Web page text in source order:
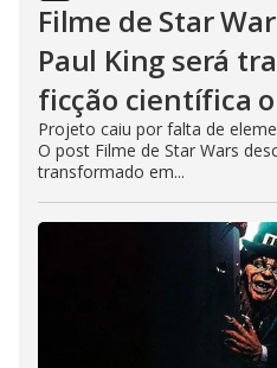
Filme de Star
Paul King será
ficção científica
Projeto caiu por falta de
O post Filme de Star Wars
transformado em...